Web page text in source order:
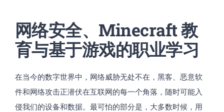
网络安全、Minecraft 教
育与基于游戏的职业学习
在当今的数字世界中，网络威胁无处不在，黑客、恶意软
件和网络攻击正潜伏在互联网的每一个角落，随时可能入
侵我们的设备和数据。最可怕的部分是，大多数时候，用